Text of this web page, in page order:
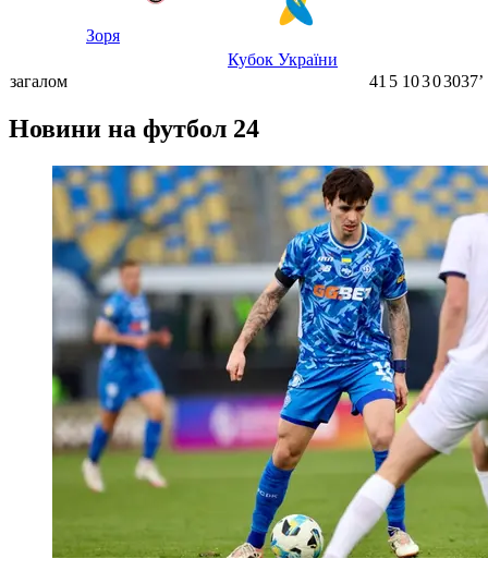
Зоря
Кубок України
загалом 41 5 10303037ʼ
Новини на футбол 24